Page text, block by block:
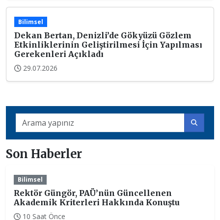
Bilimsel
Dekan Bertan, Denizli’de Gökyüzü Gözlem
Etkinliklerinin Geliştirilmesi İçin Yapılması
Gerekenleri Açıkladı
29.07.2026
Son Haberler
Bilimsel
Rektör Güngör, PAÜ’nün Güncellenen
Akademik Kriterleri Hakkında Konuştu
10 Saat Önce